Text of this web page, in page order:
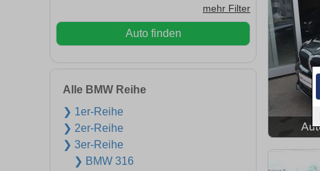
mehr Filter
Auto finden
Alle BMW Reihe
❯ 1er-Reihe
❯ 2er-Reihe
❯ 3er-Reihe
❯ BMW 316